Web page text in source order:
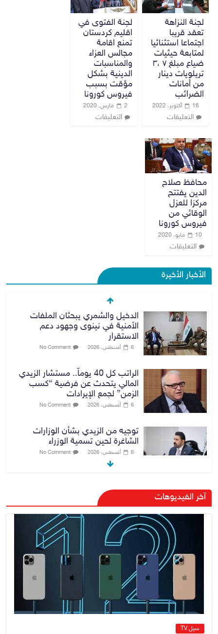
لجنة النزاهة
تعقد قريبا
اجتماعا استثنائيا
لمتابعة حيثيات
ضياع مبلغ ٧ ،٣
تريلويات دينار
من أمانات
الضرائب
16 أكتوبر، 2022
التعليقات
لجنة الفتوى في
اقليم كردستان
تمنع اقامة
مجالس العزاء
والمناسبات
الدينية بشكل
مؤقت بسبب
فيروس كورونا
2 مارس، 2020
التعليقات
محافظ صلاح
الدين يفتتح
مركزا للعزل
الوقائي من
فيروس كورونا
10 مايو، 2020
التعليقات
الأخبار الأخيرة
الدخيل والشمري يبحثان الملفات
الأمنية في نينوى وجهود دعم
الاستقرار
6 أغسطس، 2026 No Comment
الراتب كل 40 يوماً.. مستشار الزيدي
المالي يتحدث عن فرضية “كسب
الزمن” لجمع الإيرادات
6 أغسطس، 2026 No Comment
توجيه من الزيدي بشأن الوزارات
الشاغرة لحين تسمية الوزراء
6 أغسطس، 2026 No Comment
هيئة الإعلام والاتصالات تعتمد شركة
Apple منصة رقمية موثوقة لدعم
الاقتصاد الرقمي
6 أغسطس، 2026 No Comment
رئيس هيئة النزاهة: لا مظلة تحمي
الفاسدين والمال العام أمانة
No Comment
آخر الفيديوهات
سيل TV